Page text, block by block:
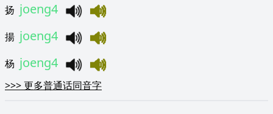
扬 joeng4
揚 joeng4
杨 joeng4
>>>更多普通话同音字